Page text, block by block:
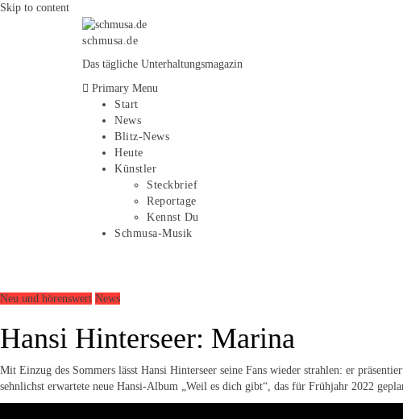
Skip to content
schmusa.de
Das tägliche Unterhaltungsmagazin
Primary Menu
Start
News
Blitz-News
Heute
Künstler
Steckbrief
Reportage
Kennst Du
Schmusa-Musik
Neu und hörenswert News
Hansi Hinterseer: Marina
Mit Einzug des Sommers lässt Hansi Hinterseer seine Fans wieder strahlen: er
sehnlichst erwartete neue Hansi-Album „Weil es dich gibt“, das für Frühjahr 2022